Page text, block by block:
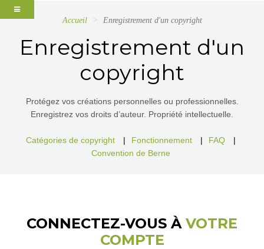
Accueil Enregistrement d'un copyright
Enregistrement d'un
copyright
Protégez vos créations personnelles ou professionnelles.
Enregistrez vos droits d’auteur. Propriété intellectuelle.
Catégories de copyright | Fonctionnement | FAQ
|
Convention de Berne
CONNECTEZ-VOUS À VOTRE
COMPTE